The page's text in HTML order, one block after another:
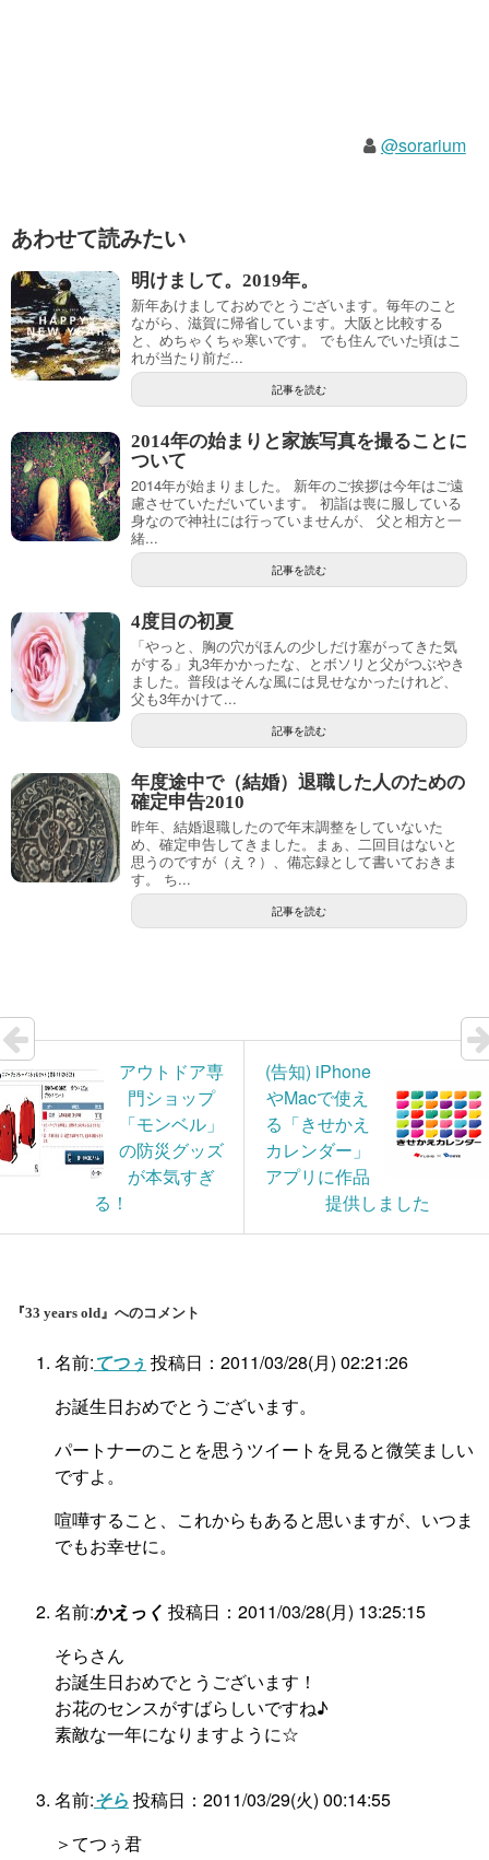
@sorarium
あわせて読みたい
明けまして。2019年。
新年あけましておめでとうございます。毎年のこと
ながら、滋賀に帰省しています。大阪と比較する
と、めちゃくちゃ寒いです。 でも住んでいた頃はこ
れが当たり前だ...
記事を読む
2014年の始まりと家族写真を撮ることに
ついて
2014年が始まりました。 新年のご挨拶は今年はご遠
慮させていただいています。 初詣は喪に服している
身なので神社には行っていませんが、 父と相方と一
緒...
記事を読む
4度目の初夏
「やっと、胸の穴がほんの少しだけ塞がってきた気
がする」丸3年かかったな、とボソリと父がつぶやき
ました。普段はそんな風には見せなかったけれど、
父も3年かけて...
記事を読む
年度途中で（結婚）退職した人のための
確定申告2010
昨年、結婚退職したので年末調整をしていないた
め、確定申告してきました。まぁ、二回目はないと
思うのですが（え？）、備忘録として書いておきま
す。 ち...
記事を読む
アウトドア専
門ショップ
「モンベル」
の防災グッズ
が本気すぎ
る！
(告知) iPhone
やMacで使え
る「きせかえ
カレンダー」
アプリに作品
提供しました
『33 years old』へのコメント
名前:てつぅ 投稿日：2011/03/28(月) 02:21:26
お誕生日おめでとうございます。
パートナーのことを思うツイートを見ると微笑ましい
ですよ。
喧嘩すること、これからもあると思いますが、いつま
でもお幸せに。
名前:かえっく 投稿日：2011/03/28(月) 13:25:15
そらさん
お誕生日おめでとうございます！
お花のセンスがすばらしいですね♪
素敵な一年になりますように☆
名前:そら 投稿日：2011/03/29(火) 00:14:55
＞てつぅ君